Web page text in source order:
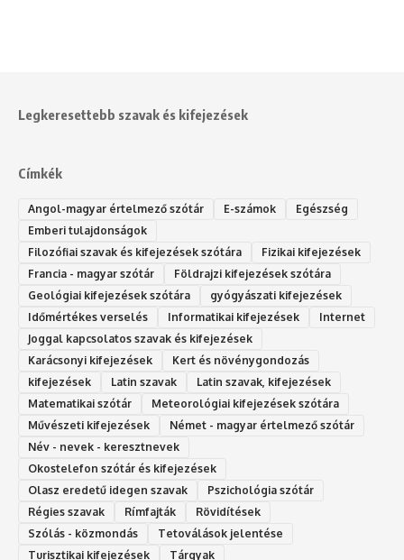
Legkeresettebb szavak és kifejezések
Címkék
Angol-magyar értelmező szótár E-számok
Egészség
Emberi tulajdonságok
Filozófiai szavak és kifejezések szótára
Fizikai kifejezések
Francia - magyar szótár
Földrajzi kifejezések szótára
Geológiai kifejezések szótára
gyógyászati kifejezések
Időmértékes verselés
Informatikai kifejezések
Internet
Joggal kapcsolatos szavak és kifejezések
Karácsonyi kifejezések
Kert és növénygondozás
kifejezések
Latin szavak
Latin szavak, kifejezések
Matematikai szótár
Meteorológiai kifejezések szótára
Művészeti kifejezések
Német - magyar értelmező szótár
Név - nevek - keresztnevek
Okostelefon szótár és kifejezések
Olasz eredetű idegen szavak
Ps‮gólohciz‬ia s‮átóz‬r
Régies szavak
Rímfajták
Rövidítések
Szólás - közmondás
Tetoválások jelentése
Turisztikai kifejezések
Tárgyak